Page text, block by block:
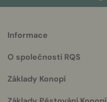
info
Informace
O společnosti RQS
Základy Konopí